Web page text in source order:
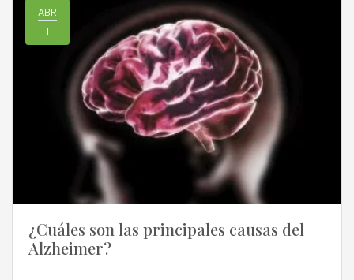
ABR
1
¿Cuáles son las principales causas del
Alzheimer?